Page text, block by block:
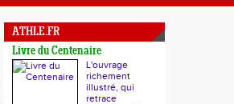
ATHLE.FR
Livre du Centenaire
L'ouvrage
richement
illustré, qui
retrace